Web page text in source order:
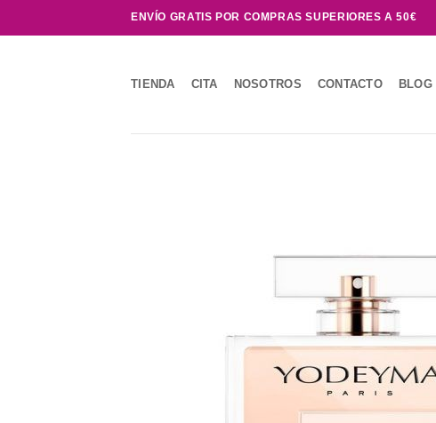
al
ENVÍO GRATIS POR COMPRAS SUPERIORES A 50€
TIENDA CITA NOSOTROS CONTACTO BLOG